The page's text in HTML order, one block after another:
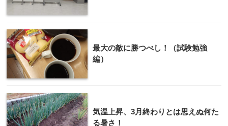
最大の敵に勝つべし！（試験勉強
編）
気温上昇、3月終わりとは思えぬ何た
る暑さ！